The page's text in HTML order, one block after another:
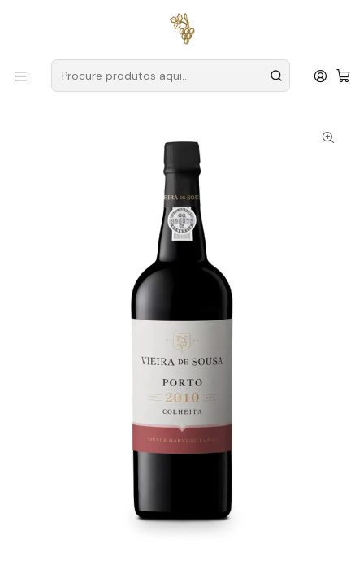
para encomendas a partir de
Produtores Douro
Vieira de Sousa
Vieira de Sousa Porto Colheita 2010 75cl